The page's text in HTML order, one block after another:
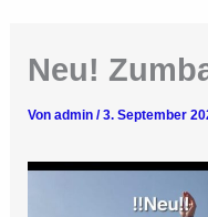
Neu!
Vonadmin/3. September